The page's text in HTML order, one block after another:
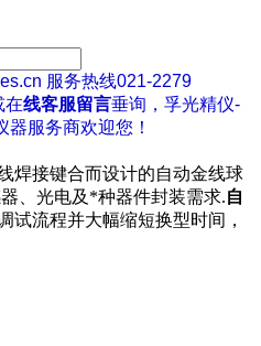
服务热线021-2279
在线客服留言垂询，孚光精仪-
服务商欢迎您！
焊接键合而设计的自动金线球
、光电及*种器件封装需求.自
试流程并大幅缩短换型时间，